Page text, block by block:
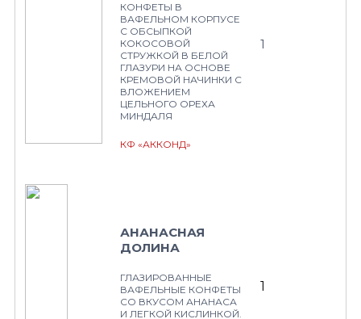
КОНФЕТЫ В
ВАФЕЛЬНОМ КОРПУСЕ
С ОБСЫПКОЙ
КОКОСОВОЙ
СТРУЖКОЙ В БЕЛОЙ
ГЛАЗУРИ НА ОСНОВЕ
КРЕМОВОЙ НАЧИНКИ С
ВЛОЖЕНИЕМ
ЦЕЛЬНОГО ОРЕХА
МИНДАЛЯ
КФ «АККОНД»
1
АНАНАСНАЯ
ДОЛИНА
ГЛАЗИРОВАННЫЕ
ВАФЕЛЬНЫЕ КОНФЕТЫ
СО ВКУСОМ АНАНАСА
И ЛЕГКОЙ КИСЛИНКОЙ.
1